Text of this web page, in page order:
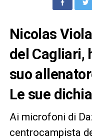
Nicolas
del Cagliari,
suo
Le sue
Ai microfoni di
centrocampista